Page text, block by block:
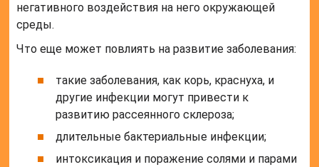
негативного воздействия на него окружающей
среды.
Что еще может повлиять на развитие заболевания:
такие заболевания, как корь, краснуха, и
другие инфекции могут привести к
развитию рассеянного склероза;
длительные бактериальные инфекции;
интоксикация и поражение солями и парами